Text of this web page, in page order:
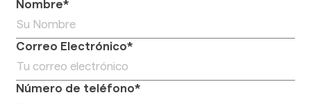
Nombre*
Correo Electrónico*
Número de teléfono*